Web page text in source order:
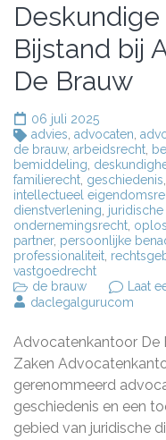
Bijstand bij
De Brauw
06 juli 2025
advies advocaten
de brauw, arbeidsrecht
bemiddeling
familierecht geschiedenis
intellectueel
dienstverlening juridische
ondernemingsrecht
partner, persoonlijke
professionaliteit
vastgoedrecht
de brauw
Laat
daclegalgurucom
Advocatenkantoor De
Zaken
gerenommeerd
geschiedenis en een
gebied van juridische